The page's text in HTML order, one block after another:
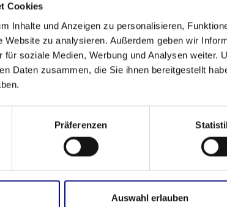
Cookies
Inhalte und Anzeigen zu personalisieren,
Website zu analysieren. Außerdem geben wir
für soziale Medien, Werbung und Analysen weiter.
Daten zusammen, die Sie ihnen bereitgestellt
Präferenzen
Auswahl erlauben